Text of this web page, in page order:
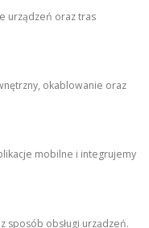
urządzeń oraz tras
okablowanie oraz
mobilne i integrujemy
sposób obsługi urządzeń.